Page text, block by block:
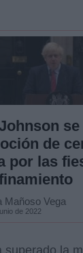
se
de
por las
Mañoso Vega
de 2022